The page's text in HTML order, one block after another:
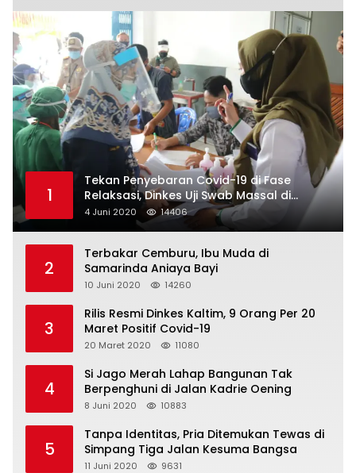
1
Tekan Penyebaran Covid-19 di Fase
Relaksasi, Dinkes Uji Swab Massal di
Pelabuhan Samarinda
4 Juni 2020 14406
2
Terbakar Cemburu, Ibu Muda di
Samarinda Aniaya Bayi
10 Juni 2020 14260
3
Rilis Resmi Dinkes Kaltim, 9 Orang Per 20
Maret Positif Covid-19
20 Maret 2020 11080
4
Si Jago Merah Lahap Bangunan Tak
Berpenghuni di Jalan Kadrie Oening
8 Juni 2020 10883
5
Tanpa Identitas, Pria Ditemukan Tewas di
Simpang Tiga Jalan Kesuma Bangsa
11 Juni 2020 9631